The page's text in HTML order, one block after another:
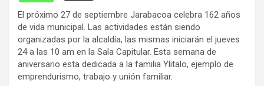
El próximo 27 de septiembre Jarabacoa celebra 162 años
de vida municipal. Las actividades están siendo
organizadas por la alcaldía, las mismas iniciarán el jueves
24 a las 10 am en la Sala Capitular. Esta semana de
aniversario esta dedicada a la familia Ylitalo, ejemplo de
emprendurismo, trabajo y unión familiar.